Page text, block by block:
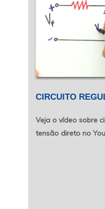
CIRCUITO
Veja o vídeo sobre
tensão direto no